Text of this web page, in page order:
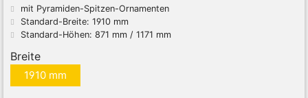
mit Pyramiden-Spitzen-Ornamenten
Standard-Breite: 1910 mm
Standard-Höhen: 871 mm / 1171 mm
Breite
1910 mm